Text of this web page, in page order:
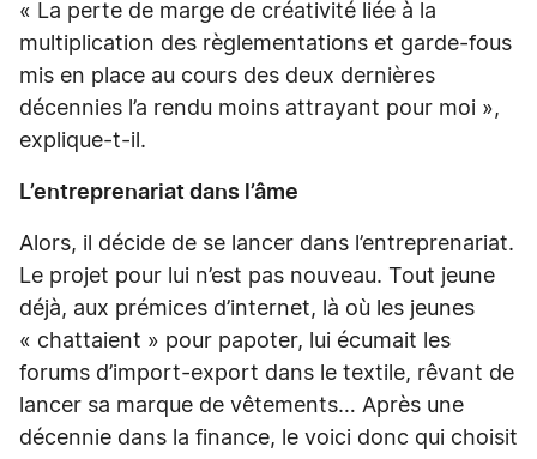
« La perte de marge de créativité liée à la
multiplication des règlementations et garde-fous
mis en place au cours des deux dernières
décennies l’a rendu moins attrayant pour moi »,
explique-t-il.
L’entreprenariat dans l’âme
Alors, il décide de se lancer dans l’entreprenariat.
Le projet pour lui n’est pas nouveau. Tout jeune
déjà, aux prémices d’internet, là où les jeunes
« chattaient » pour papoter, lui écumait les
forums d’import-export dans le textile, rêvant de
lancer sa marque de vêtements… Après une
décennie dans la finance, le voici donc qui choisit